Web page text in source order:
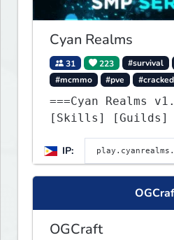
Cyan Realms
31 223 #survival
#mcmmo
#pve #cracked
===Cyan Realms
[Skills] [Guilds]
[Unique] [No
IP:
OGCraft